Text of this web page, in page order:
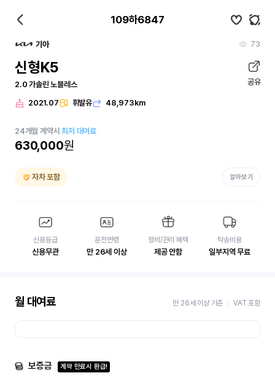
109하6847
기아 73
신형K5
2.0 가솔린 노블레스 공유
2021.07 휘발유 48,973km
24개월 계약시최저 대여료
630,000원
자차 포함 알아보기
신용등급
신용무관
운전연령
만 26세 이상
정비/관리 혜택
제공 안함
탁송비용
일부지역 무료
월 대여료 만 26세 이상 기준 VAT 포함
보증금 계약 만료시 환급!